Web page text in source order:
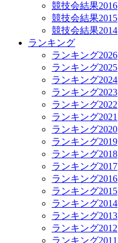
競技会結果2016
競技会結果2015
競技会結果2014
ランキング
ランキング2026
ランキング2025
ランキング2024
ランキング2023
ランキング2022
ランキング2021
ランキング2020
ランキング2019
ランキング2018
ランキング2017
ランキング2016
ランキング2015
ランキング2014
ランキング2013
ランキング2012
ランキング2011